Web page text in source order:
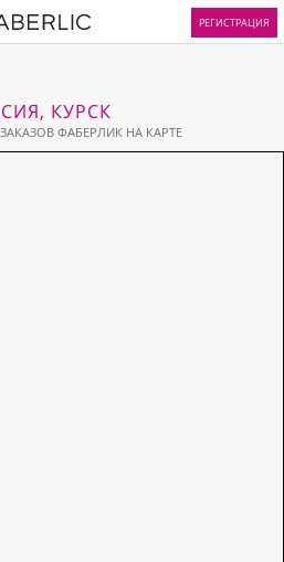
РЕГИСТРАЦИЯ
КУРСК
ФАБЕРЛИК НА КАРТЕ